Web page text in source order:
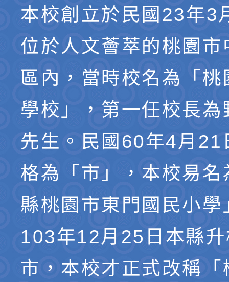
本校創立於民國23年3
位於人文薈萃的桃園市
區內，當時校名為「桃
學校」，第一任校長為
先生。民國60年4月21
格為「市」，本校易名
縣桃園市東門國民小學
103年12月25日本縣
市，本校才正式改稱「